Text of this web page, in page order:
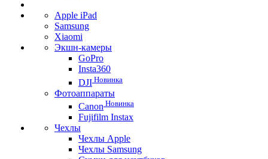
Apple iPad
Samsung
Xiaomi
Экшн-камеры
GoPro
Insta360
DJI Новинка
Фотоаппараты
Canon Новинка
Fujifilm Instax
Чехлы
Чехлы Apple
Чехлы Samsung